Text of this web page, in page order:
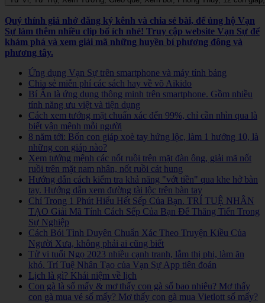
Quý thính giả nhớ đăng ký kênh và chia sẻ bài, để ủng hộ Vạn
Sự làm thêm nhiều clip bổ ích nhé! Truy cập website Vạn Sự để
khám phá và xem giải mã những huyền bí phương đông và
phương tây.
Ứng dụng Vạn Sự trên smartphone và máy tính bảng
Chia sẻ miễn phí các sách hay về võ Aikido
Bí Ẩn là ứng dụng thông minh trên smartphone. Gồm nhiều
tính năng ưu việt và tiện dụng
Cách xem tướng mặt chuẩn xác đến 99%, chỉ cần nhìn qua là
biết vận mệnh mỗi người
8 năm tới: Bốn con giáp xoè tay hứng lộc, làm 1 hưởng 10, là
những con giáp nào?
Xem tướng mệnh các nốt ruồi trên mặt đàn ông, giải mã nốt
ruồi trên mặt nam nhân, nốt ruồi cát hung
Hướng dẫn cách kiểm tra khả năng "vớt tiền" qua khe hở bàn
tay. Hướng dẫn xem đường tài lộc trên bàn tay
Chỉ Trong 1 Phút Hiểu Hết Sếp Của Bạn. TRÍ TUỆ NHÂN
TẠO Giải Mã Tính Cách Sếp Của Bạn Để Thăng Tiến Trong
Sự Nghiệp
Cách Bói Tình Duyên Chuẩn Xác Theo Truyện Kiều Của
Người Xưa, không phải ai cũng biết
Tử vi tuổi Ngọ 2023 nhiều cạnh tranh, lắm thị phi, làm ăn
khó. Trí Tuệ Nhân Tạo của Vạn Sự App tiên đoán
Lịch là gì? Khái niệm về lịch
Con gà là số mấy & mơ thấy con gà số bao nhiêu? Mơ thấy
con gà mua vé số mấy? Mơ thấy con gà mua Vietlott số mấy?